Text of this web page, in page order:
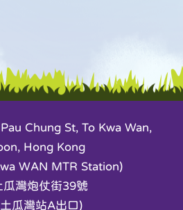
Chung St, To Kwa Wan,
Hong Kong
WAN MTR Station)
瓜灣炮仗街39號
瓜灣站A出口)